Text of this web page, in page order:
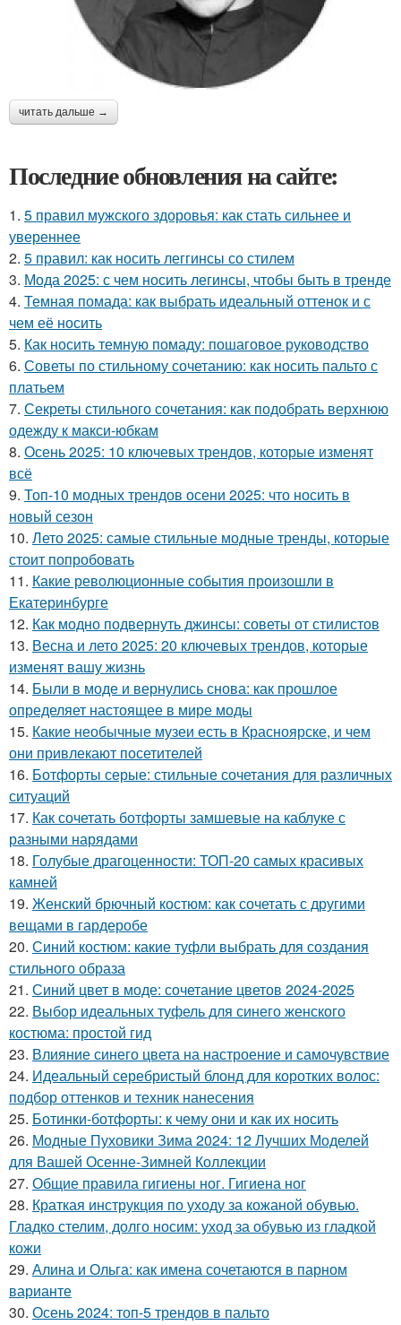
читать дальше →
Последние обновления на сайте:
1. 5 правил мужского здоровья: как стать сильнее и
увереннее
2. 5 правил: как носить леггинсы со стилем
3. Мода 2025: с чем носить легинсы, чтобы быть в тренде
4. Темная помада: как выбрать идеальный оттенок и с
чем её носить
5. Как носить темную помаду: пошаговое руководство
6. Советы по стильному сочетанию: как носить пальто с
платьем
7. Секреты стильного сочетания: как подобрать верхнюю
одежду к макси-юбкам
8. Осень 2025: 10 ключевых трендов, которые изменят
всё
9. Топ-10 модных трендов осени 2025: что носить в
новый сезон
10. Лето 2025: самые стильные модные тренды, которые
стоит попробовать
11. Какие революционные события произошли в
Екатеринбурге
12. Как модно подвернуть джинсы: советы от стилистов
13. Весна и лето 2025: 20 ключевых трендов, которые
изменят вашу жизнь
14. Были в моде и вернулись снова: как прошлое
определяет настоящее в мире моды
15. Какие необычные музеи есть в Красноярске, и чем
они привлекают посетителей
16. Ботфорты серые: стильные сочетания для различных
ситуаций
17. Как сочетать ботфорты замшевые на каблуке с
разными нарядами
18. Голубые драгоценности: ТОП-20 самых красивых
камней
19. Женский брючный костюм: как сочетать с другими
вещами в гардеробе
20. Синий костюм: какие туфли выбрать для создания
стильного образа
21. Синий цвет в моде: сочетание цветов 2024-2025
22. Выбор идеальных туфель для синего женского
костюма: простой гид
23. Влияние синего цвета на настроение и самочувствие
24. Идеальный серебристый блонд для коротких волос:
подбор оттенков и техник нанесения
25. Ботинки-ботфорты: к чему они и как их носить
26. Модные Пуховики Зима 2024: 12 Лучших Моделей
для Вашей Осенне-Зимней Коллекции
27. Общие правила гигиены ног. Гигиена ног
28. Краткая инструкция по уходу за кожаной обувью.
Гладко стелим, долго носим: уход за обувью из гладкой
кожи
29. Алина и Ольга: как имена сочетаются в парном
варианте
30. Осень 2024: топ-5 трендов в пальто